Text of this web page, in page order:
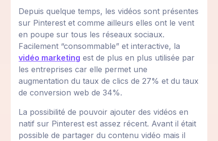
Depuis quelque temps, les vidéos sont présentes
sur Pinterest et comme ailleurs elles ont le vent
en poupe sur tous les réseaux sociaux.
Facilement “consommable” et interactive, la
vidéo marketing est de plus en plus utilisée par
les entreprises car elle permet une
augmentation du taux de clics de 27% et du taux
de conversion web de 34%.
La possibilité de pouvoir ajouter des vidéos en
natif sur Pinterest est assez récent. Avant il était
possible de partager du contenu vidéo mais il